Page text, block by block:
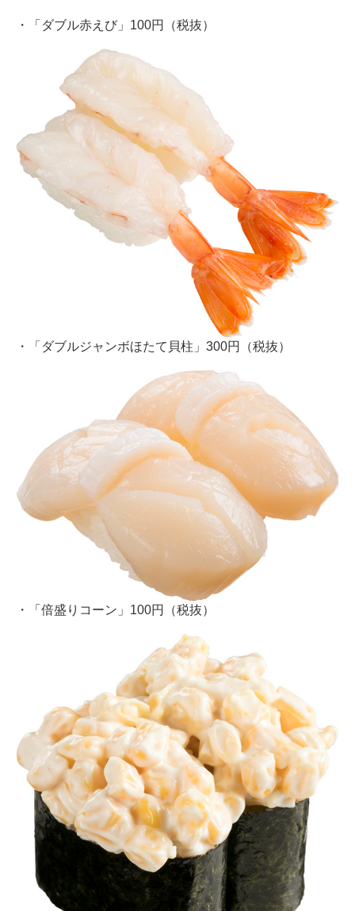
・「ダブル赤えび」100円（税抜）
・「ダブルジャンボほたて貝柱」300円（税抜）
・「倍盛りコーン」100円（税抜）